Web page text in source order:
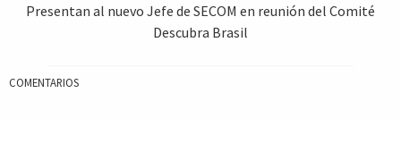
Presentan al nuevo Jefe de SECOM en reunión del Comité
Descubra Brasil
COMENTARIOS